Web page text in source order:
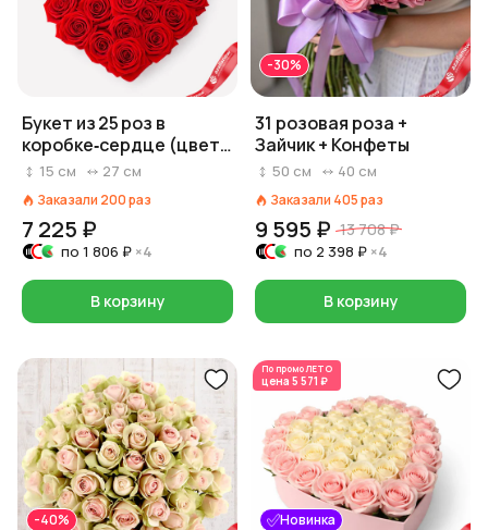
Букет из 25 роз в
коробке‑сердце (цвет
роз и коробки на выбор:
белый)
15 см 27 см
Заказали 200раз
7 225 ₽
по 1 806 ₽ ×4
В корзину
-30%
31 розовая роза +
Зайчик + Конфеты
50 см 40 см
Заказали 405раз
9 595 ₽ 13 708 ₽
по 2 398 ₽ ×4
В корзину
-40%
По промоЛЕТО
цена 5 571 ₽
Новинка